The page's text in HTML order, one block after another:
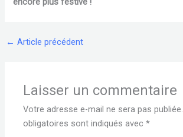
← Article précédent
Laisser un commentaire
Votre adresse e-mail ne sera pas publiée.
obligatoires sont indiqués avec*